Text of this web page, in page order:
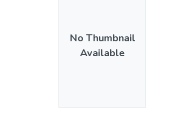
No Thumbnail
Available